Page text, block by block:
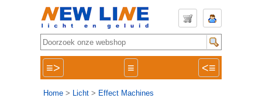
≡> ≡ <≡
Home > Licht > Effect Machines